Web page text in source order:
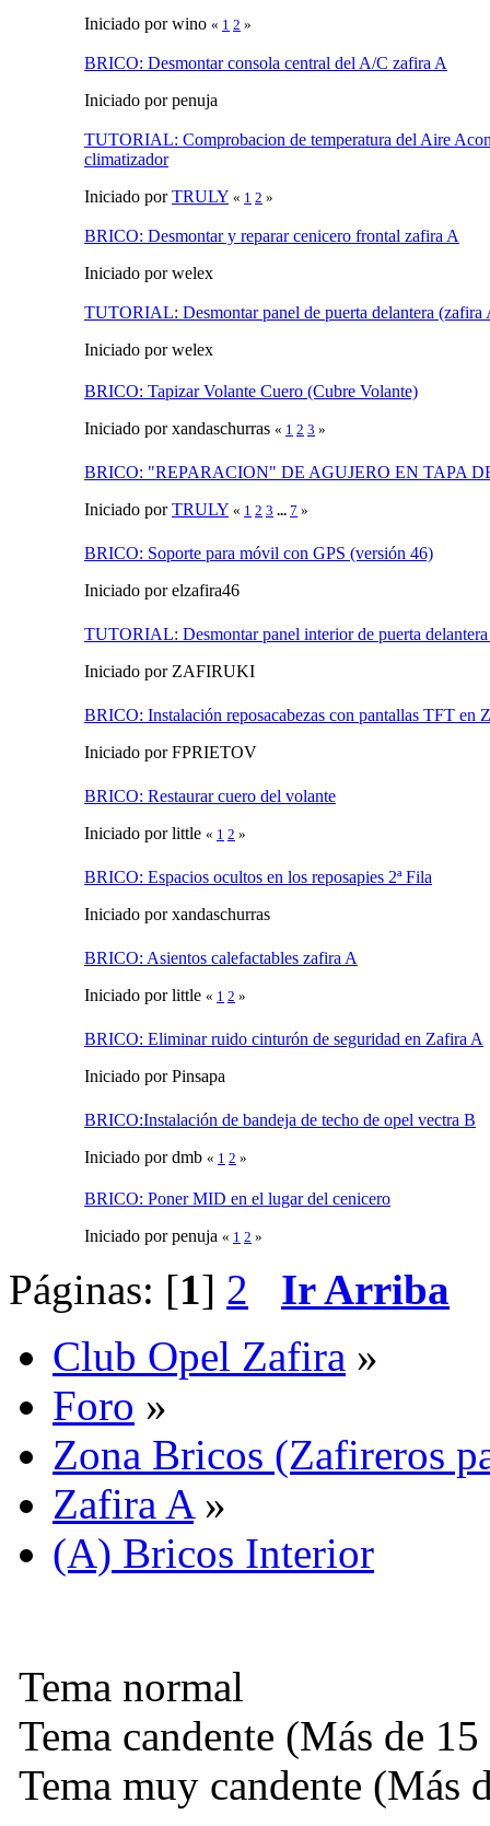
Iniciado por wino « 1 2 »
BRICO: Desmontar consola central del A/C zafira A
Iniciado por penuja
TUTORIAL: Comprobacion de temperatura del Aire
climatizador
Iniciado porTRULY « 1 2 »
BRICO: Desmontar y reparar cenicero frontal zafira A
Iniciado por welex
TUTORIAL: Desmontar panel de puerta delantera (zafira
Iniciado por welex
BRICO: Tapizar Volante Cuero (Cubre Volante)
Iniciado por xandaschurras « 1 2 3 »
BRICO: "REPARACION" DE AGUJERO EN TAPA
Iniciado porTRULY « 1 2 3 ... 7 »
BRICO: Soporte para móvil con GPS (versión 46)
Iniciado por elzafira46
TUTORIAL: Desmontar panel interior de puerta
Iniciado por ZAFIRUKI
BRICO: Instalación reposacabezas con pantallas TFT en
Iniciado por FPRIETOV
BRICO: Restaurar cuero del volante
Iniciado por little « 1 2 »
BRICO: Espacios ocultos en los reposapies 2ª Fila
Iniciado por xandaschurras
BRICO: Asientos calefactables zafira A
Iniciado por little « 1 2 »
BRICO: Eliminar ruido cinturón de seguridad en Zafira A
Iniciado por Pinsapa
BRICO:Instalación de bandeja de techo de opel vectra B
Iniciado por dmb « 1 2 »
BRICO: Poner MID en el lugar del cenicero
Iniciado por penuja « 1 2 »
Páginas: [1] 2
Ir Arriba
Club Opel Zafira »
Foro »
Zona Bricos (Zafireros
Zafira A»
(A) Bricos Interior
Tema normal
Tema candente (Más de 15
Tema muy candente (Más